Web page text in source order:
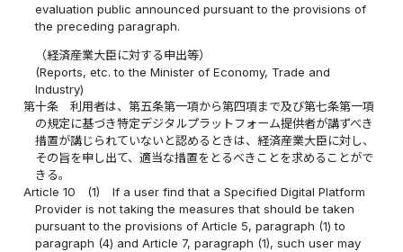
evaluation public announced pursuant to the provisions of
the preceding paragraph.
（経済産業大臣に対する申出等）
(Reports, etc. to the Minister of Economy, Trade and
Industry)
第十条
利用者は、第五条第一項から第四項まで及び第七条第一項
の規定に基づき特定デジタルプラットフォーム提供者が講ずべき
措置が講じられていないと認めるときは、経済産業大臣に対し、
その旨を申し出て、適当な措置をとるべきことを求めることがで
きる。
Article 10
(1)
If a user find that a Specified Digital Platform
Provider is not taking the measures that should be taken
pursuant to the provisions of Article 5, paragraph (1) to
paragraph (4) and Article 7, paragraph (1), such user may